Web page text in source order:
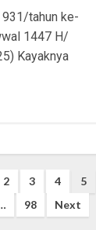
tahun ke-
1447 H/
Kayaknya
2 3 4
5
98 Next